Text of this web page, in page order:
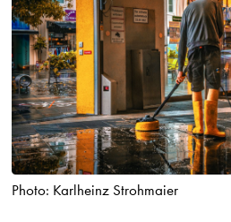
Photo: Karlheinz Strohmaier